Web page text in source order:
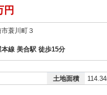
円
蓑川町３
線 美合駅 徒歩15分
土地面積